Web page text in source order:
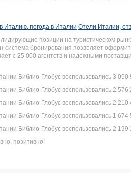
Италию, погода в Италии Отели Италии,
позиции на туристическом
система бронирования позволяет
с 25 000 агентств и надежными
Библио-Глобус воспользовались 3 050
Библио-Глобус воспользовались 2 576
Библио-Глобус воспользовались 2 210
Библио-Глобус воспользовались 1 674
Библио-Глобус воспользовались 2 199
позитивно!